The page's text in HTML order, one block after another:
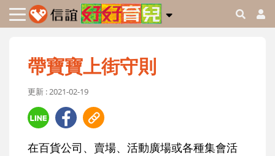
帶寶寶上街守則
更新 : 2021-02-19
在百貨公司、賣場、活動廣場或各種集會活